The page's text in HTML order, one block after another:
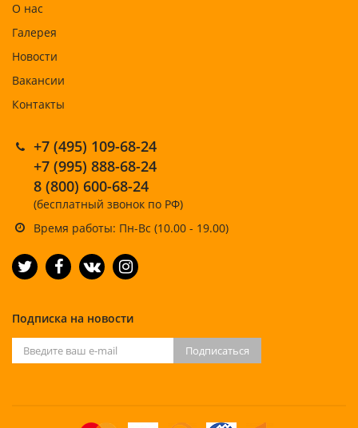
О нас
Галерея
Новости
Вакансии
Контакты
+7 (495) 109-68-24
+7 (995) 888-68-24
8 (800) 600-68-24
(бесплатный звонок по РФ)
Время работы: Пн-Вс (10.00 - 19.00)
Подписка на новости
Подписаться